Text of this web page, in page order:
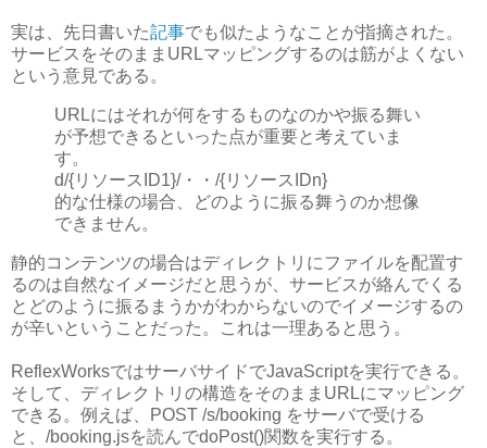
実は、先日書いた記事でも似たようなことが指摘された。
サービスをそのままURLマッピングするのは筋がよくない
という意見である。
URLにはそれが何をするものなのかや振る舞い
が予想できるといった点が重要と考えていま
す。
d/{リソースID1}/・・/{リソースIDn}
的な仕様の場合、どのように振る舞うのか想像
できません。
静的コンテンツの場合はディレクトリにファイルを配置す
るのは自然なイメージだと思うが、サービスが絡んでくる
とどのように振るまうかがわからないのでイメージするの
が辛いということだった。これは一理あると思う。
ReflexWorksではサーバサイドでJavaScriptを実行できる。
そして、ディレクトリの構造をそのままURLにマッピング
できる。例えば、POST /s/booking をサーバで受ける
と、/booking.jsを読んでdoPost()関数を実行する。